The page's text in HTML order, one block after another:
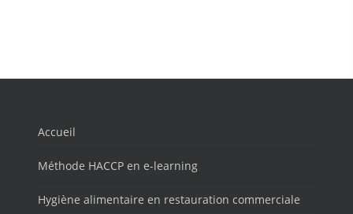
Accueil
Méthode HACCP en e-learning
Hygiène alimentaire en restauration commerciale